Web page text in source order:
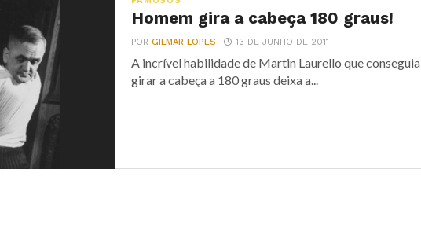
Homem gira a cabeça 180 graus!
PORGILMAR LOPES 13 DE JUNHO DE 2011
A incrível habilidade de Martin Laurello que conseguia
girar a cabeça a 180 graus deixa a...